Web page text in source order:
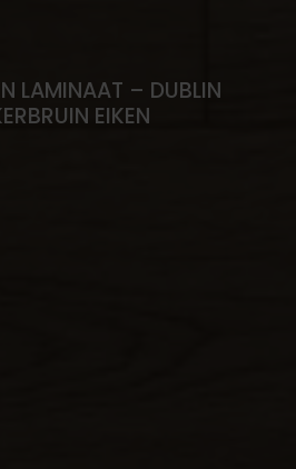
LAMINAAT – DUBLIN
EIKEN